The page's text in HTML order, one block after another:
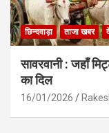
छिन्दवाड़ा ताजा खबर
सावरवानी : जहाँ
का दिल
16/01/2026